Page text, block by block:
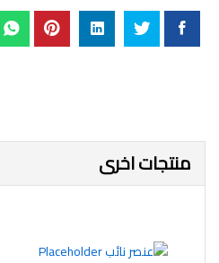
منتجات اخرى